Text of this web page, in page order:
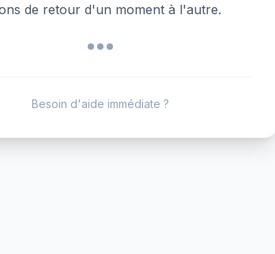
de retour d'un moment à l'autre.
Besoin d'aide immédiate ?